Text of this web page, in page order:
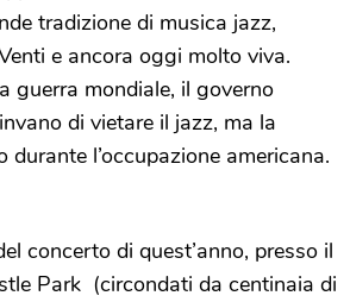
tradizione di musica jazz,
e ancora oggi molto viva.
guerra mondiale, il governo
di vietare il jazz, ma la
durante l’occupazione americana.
concerto di quest’anno, presso il
Park (circondati da centinaia di